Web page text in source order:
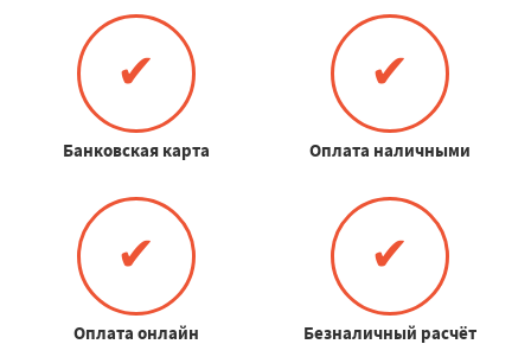
✔
Банковская карта
✔
Оплата наличными
✔
Оплата онлайн
✔
Безналичный расчёт